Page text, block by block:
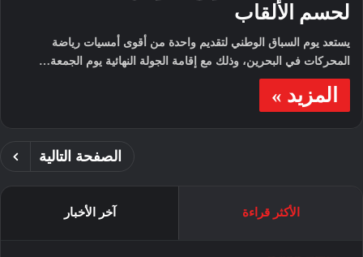
لحسم الألقاب
يستعد يوم السباق الوطني لتقديم واحدة من أقوى أمسيات رياضة
المحركات في البحرين، وذلك مع إقامة الجولة النهائية يوم الجمعة…
المزيد »
الصفحة التالية
الأكثر قراءة آخر الأخبار